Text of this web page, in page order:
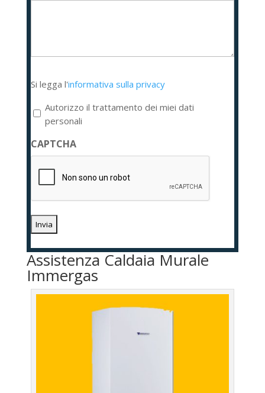
legga
l'informativa
sulla
privacy
*
Si legga l'informativa sulla privacy
Autorizzo il trattamento dei miei dati
personali
CAPTCHA
Assistenza Caldaia Murale
Immergas